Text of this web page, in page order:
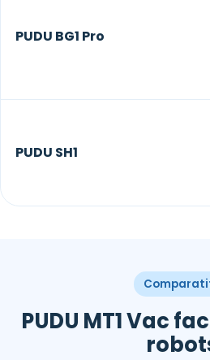
PUDU BG1 Pro
PUDU SH1
PUDU MT1 Vac